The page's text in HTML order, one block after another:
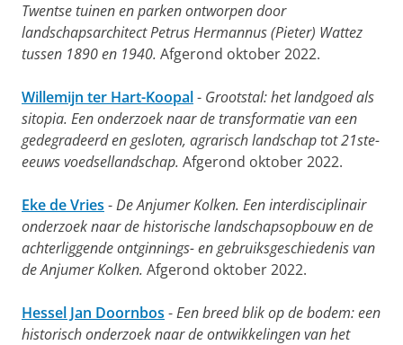
Twentse tuinen en parken ontworpen door
landschapsarchitect Petrus Hermannus (Pieter) Wattez
tussen 1890 en 1940. Afgerond oktober 2022.
Willemijn ter Hart-Koopal- Grootstal: het landgoed als
sitopia. Een onderzoek naar de transformatie van een
gedegradeerd en gesloten, agrarisch landschap tot 21ste-
eeuws voedsellandschap. Afgerond oktober 2022.
Eke de Vries -De Anjumer Kolken. Een interdisciplinair
onderzoek naar de historische landschapsopbouw en de
achterliggende ontginnings- en gebruiksgeschiedenis van
de Anjumer Kolken. Afgerond oktober 2022.
Hessel Jan Doornbos -Een breed blik op de bodem: een
historisch onderzoek naar de ontwikkelingen van het